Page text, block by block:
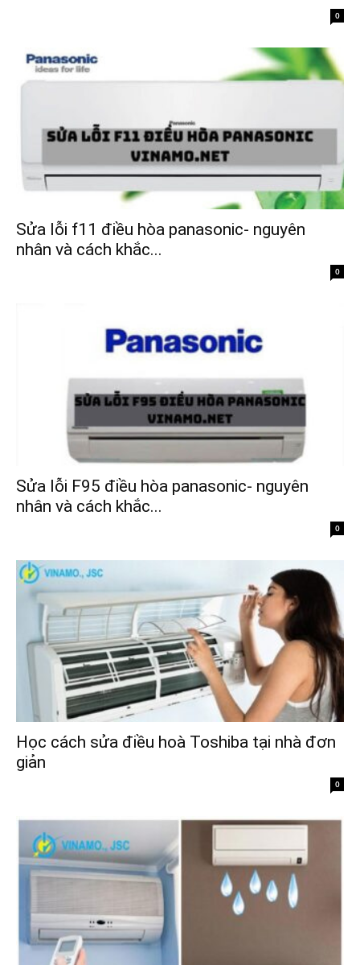
0
Sửa lỗi f11 điều hòa panasonic- nguyên
nhân và cách khắc...
0
Sửa lỗi F95 điều hòa panasonic- nguyên
nhân và cách khắc...
0
Học cách sửa điều hoà Toshiba tại nhà đơn
giản
0